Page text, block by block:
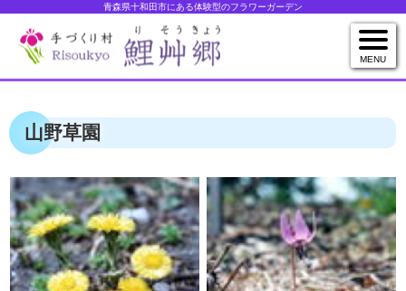
青森県十和田市にある体験型のフラワーガーデン
MENU
山野草園